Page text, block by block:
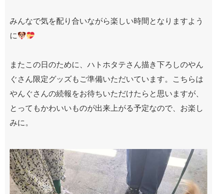
みんなで気を配り合いながら楽しい時間となりますよう
に
またこの日のために、ハトホタテさん描き下ろしのやん
ぐさん限定グッズもご準備いただいています。こちらは
やんぐさんの続報をお待ちいただけたらと思いますが、
とってもかわいいものが出来上がる予定なので、お楽し
みに。